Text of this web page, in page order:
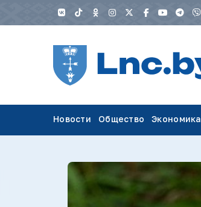
Новости Общество Экономика